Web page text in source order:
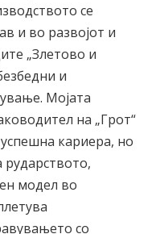
се
и во развојот и
„Злетово и
и
Мојата
на „Грот“
кариера, но
рударството,
модел во
со